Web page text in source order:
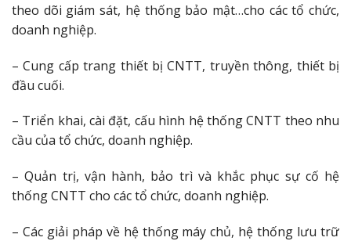
theo dõi giám sát, hệ thống bảo mật…cho các tổ chức,
doanh nghiệp.
– Cung cấp trang thiết bị CNTT, truyền thông, thiết bị
đầu cuối.
– Triển khai, cài đặt, cấu hình hệ thống CNTT theo nhu
cầu của tổ chức, doanh nghiệp.
– Quản trị, vận hành, bảo trì và khắc phục sự cố hệ
thống CNTT cho các tổ chức, doanh nghiệp.
– Các giải pháp về hệ thống máy chủ, hệ thống lưu trữ